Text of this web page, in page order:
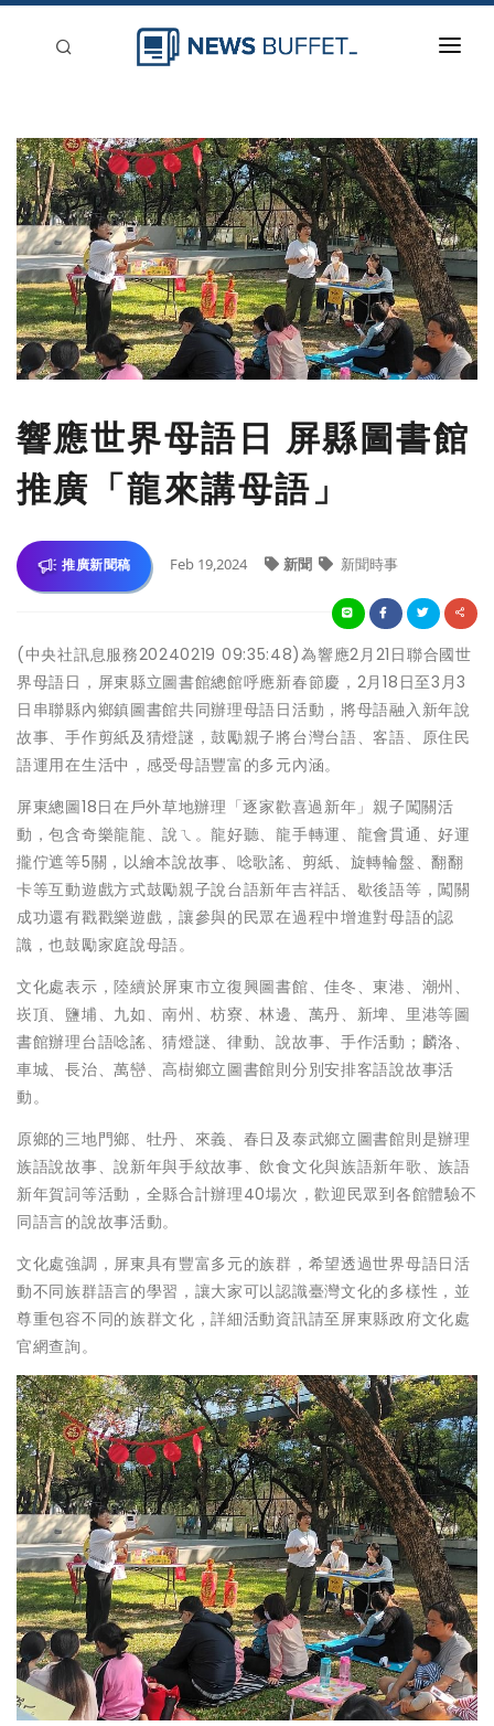
新聞稿分類
登入
刊登
響應世界母語日 屏縣圖書館
推廣「龍來講母語」
推廣新聞稿 Feb 19,2024 新聞 新聞時事
(中央社訊息服務20240219 09:35:48)為響應2月21日聯合國世
界母語日，屏東縣立圖書館總館呼應新春節慶，2月18日至3月3
日串聯縣內鄉鎮圖書館共同辦理母語日活動，將母語融入新年說
故事、手作剪紙及猜燈謎，鼓勵親子將台灣台語、客語、原住民
語運用在生活中，感受母語豐富的多元內涵。
屏東總圖18日在戶外草地辦理「逐家歡喜過新年」親子闖關活
動，包含奇樂龍龍、說ㄟ。龍好聽、龍手轉運、龍會貫通、好運
攏佇遮等5關，以繪本說故事、唸歌謠、剪紙、旋轉輪盤、翻翻
卡等互動遊戲方式鼓勵親子說台語新年吉祥話、歇後語等，闖關
成功還有戳戳樂遊戲，讓參與的民眾在過程中增進對母語的認
識，也鼓勵家庭說母語。
文化處表示，陸續於屏東市立復興圖書館、佳冬、東港、潮州、
崁頂、鹽埔、九如、南州、枋寮、林邊、萬丹、新埤、里港等圖
書館辦理台語唸謠、猜燈謎、律動、說故事、手作活動；麟洛、
車城、長治、萬巒、高樹鄉立圖書館則分別安排客語說故事活
動。
原鄉的三地門鄉、牡丹、來義、春日及泰武鄉立圖書館則是辦理
族語說故事、說新年與手紋故事、飲食文化與族語新年歌、族語
新年賀詞等活動，全縣合計辦理40場次，歡迎民眾到各館體驗不
同語言的說故事活動。
文化處強調，屏東具有豐富多元的族群，希望透過世界母語日活
動不同族群語言的學習，讓大家可以認識臺灣文化的多樣性，並
尊重包容不同的族群文化，詳細活動資訊請至屏東縣政府文化處
官網查詢。